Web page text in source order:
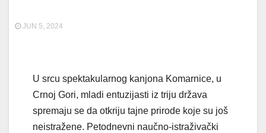
JUN 5, 2024
U srcu spektakularnog kanjona Komarnice, u
Crnoj Gori, mladi entuzijasti iz triju država
spremaju se da otkriju tajne prirode koje su još
neistražene. Petodnevni naučno-istraživački